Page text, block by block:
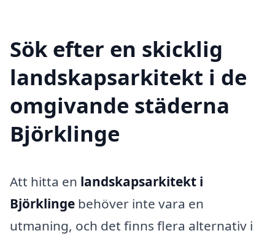
Sök efter en skicklig
landskapsarkitekt i de
omgivande städerna
Björklinge
Att hitta en landskapsarkitekt i
Björklinge behöver inte vara en
utmaning, och det finns flera alternativ i